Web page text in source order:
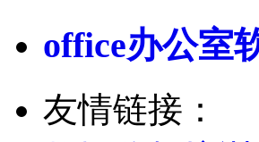
office办公室
友情链接：